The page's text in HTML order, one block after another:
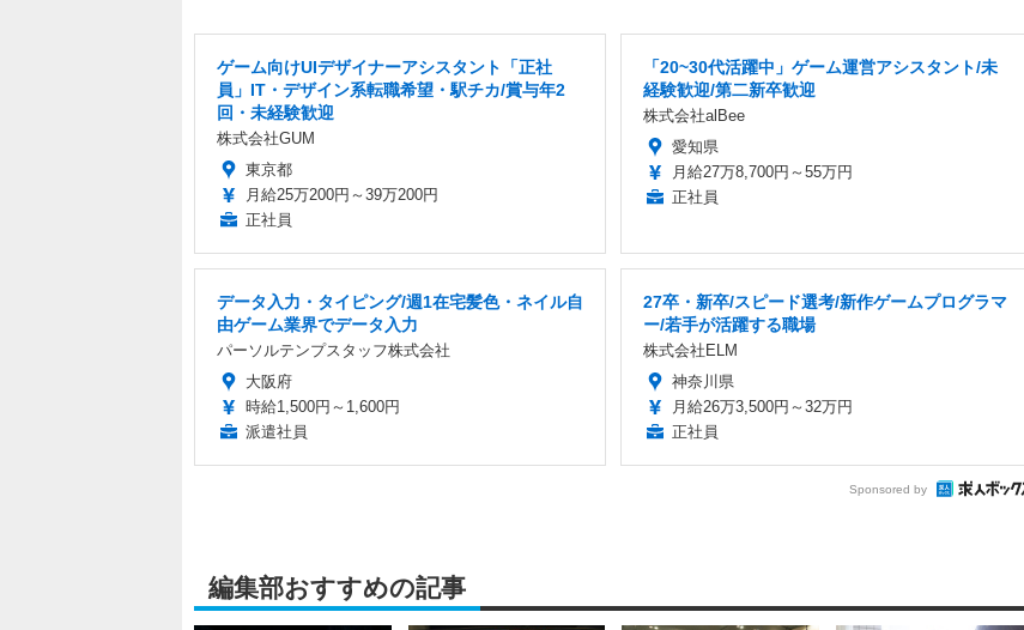
ゲーム向けUIデザイナーアシスタント「正社
員」IT・デザイン系転職希望・駅チカ/賞与年2
回・未経験歓迎
株式会社GUM
東京都
月給25万200円～39万200円
正社員
「20~30代活躍中」ゲーム運営アシスタント/未
経験歓迎/第二新卒歓迎
株式会社alBee
愛知県
月給27万8,700円～55万円
正社員
データ入力・タイピング/週1在宅髪色・ネイル自
由ゲーム業界でデータ入力
パーソルテンプスタッフ株式会社
大阪府
時給1,500円～1,600円
派遣社員
27卒・新卒/スピード選考/新作ゲームプログラマ
ー/若手が活躍する職場
株式会社ELM
神奈川県
月給26万3,500円～32万円
正社員
Sponsored by
編集部おすすめの記事